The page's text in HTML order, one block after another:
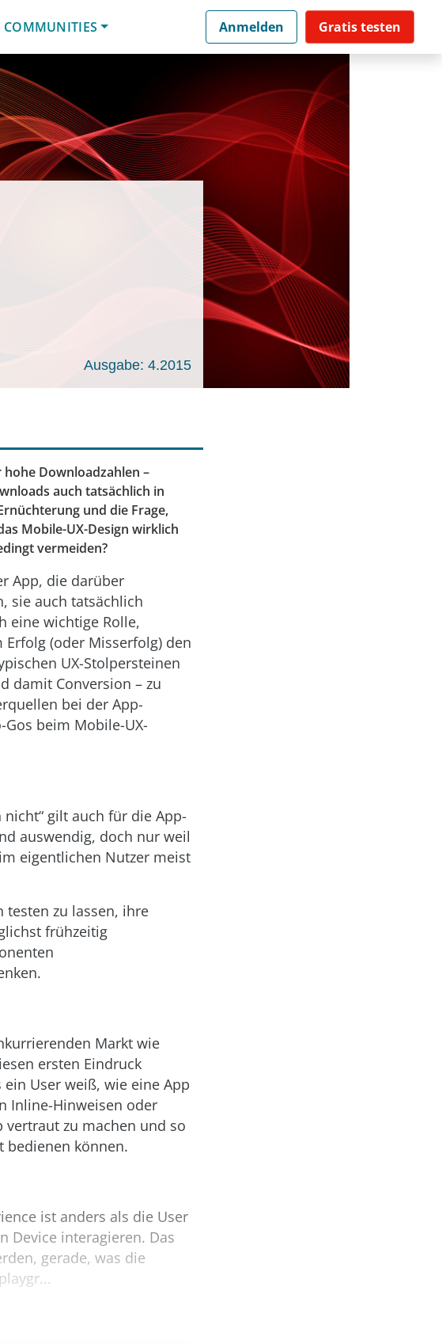
COMMUNITIES Anmelden Gratis testen
Ausgabe: 4.2015
Downloadzahlen –
auch tatsächlich in
und die Frage,
Mobile-UX-Design wirklich
vermeiden?
App, die darüber
sie auch tatsächlich
eine wichtige Rolle,
(oder Misserfolg) den
UX-Stolpersteinen
damit Conversion – zu
bei der App-
beim Mobile-UX-
gilt auch für die App-
auswendig, doch nur weil
eigentlichen Nutzer meist
testen zu lassen, ihre
frühzeitig
Markt wie
ersten Eindruck
User weiß, wie eine App
Inline-Hinweisen oder
vertraut zu machen und so
bedienen können.
ist anders als die User
Device interagieren. Das
gerade, was die